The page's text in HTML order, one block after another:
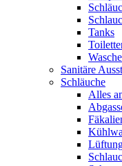
Tanks
Sanitäre
Schläuche
Alles